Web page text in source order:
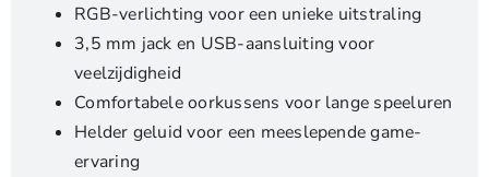
RGB-verlichting voor een unieke uitstraling
3,5 mm jack en USB-aansluiting voor
veelzijdigheid
Comfortabele oorkussens voor lange speeluren
Helder geluid voor een meeslepende game-
ervaring